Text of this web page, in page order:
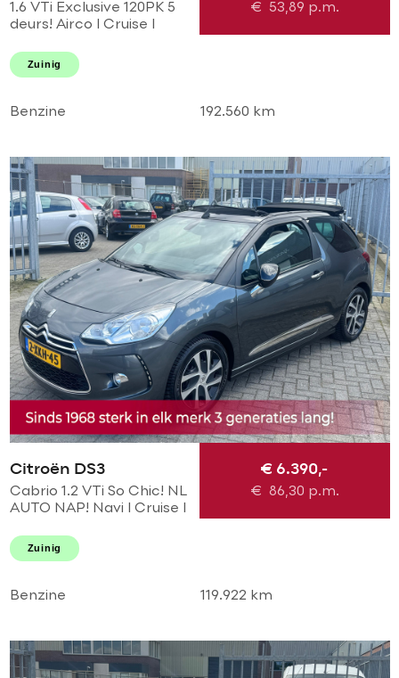
1.6 VTi Exclusive 120PK 5
deurs! Airco l Cruise l
Stoelverwarming l PDC!
NL AUTO NAP l Dealer
€ 53,89 p.m.
Zuinig
Benzine 192.560 km
Citroën DS3
Cabrio 1.2 VTi So Chic! NL
AUTO NAP! Navi l Cruise l
riem l Dealer OH l
NIEUWSTAAT!
€ 6.390,-
€ 86,30 p.m.
Zuinig
Benzine 119.922 km